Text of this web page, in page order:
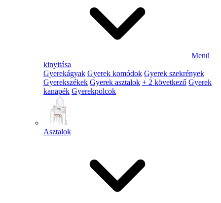
Menü
kinyitása
Gyerekágyak Gyerek komódok Gyerek szekrények
Gyerekszékek Gyerek asztalok + 2 következő Gyerek
kanapék Gyerekpolcok
Asztalok